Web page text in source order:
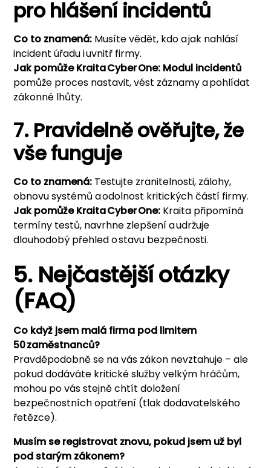
pro hlášení incidentů
Co to znamená: Musíte vědět, kdo a jak nahlásí
incident úřadu i uvnitř firmy.
Jak pomůžeKraita Cyber One: Modul incidentů
pomůže proces nastavit, vést záznamy a pohlídat
zákonné lhůty.
7. Pravidelně ověřujte, že
vše funguje
Co to znamená: Testujte zranitelnosti, zálohy,
obnovu systémů a odolnost kritických částí firmy.
Jak pomůžeKraita Cyber One: Kraita připomíná
termíny testů, navrhne zlepšení a udržuje
dlouhodobý přehled o stavu bezpečnosti.
5. Nejčastější otázky
(FAQ)
Co když jsem malá firma pod limitem
50 zaměstnanců?
Pravděpodobně se na vás zákon nevztahuje –⁠ ale
pokud dodáváte kritické služby velkým hráčům,
mohou po vás stejně chtít doložení
bezpečnostních opatření (tlak dodavatelského
řetězce).
Musím se registrovat znovu, pokud jsem už byl
pod starým zákonem?